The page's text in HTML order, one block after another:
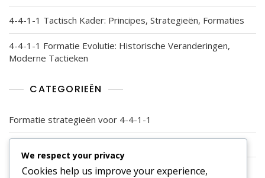
4-4-1-1 Tactisch Kader: Principes, Strategieën, Formaties
4-4-1-1 Formatie Evolutie: Historische Veranderingen,
Moderne Tactieken
CATEGORIEËN
Formatie strategieën voor 4-4-1-1
Spelersrollen in 4-4-1-1 Formatie
Tactische Analyse van de 4-4-1-1 Formatie
We respect your privacy
Cookies help us improve your experience,